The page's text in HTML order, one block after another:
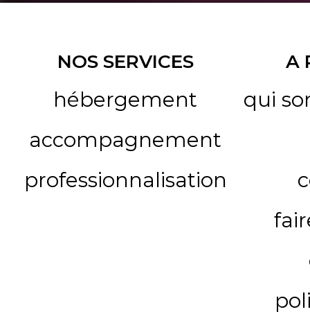
NOS SERVICES
hébergement
accompagnement
professionnalisation
A
qui